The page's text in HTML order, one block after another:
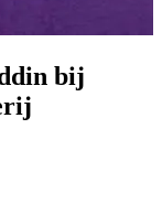
bij